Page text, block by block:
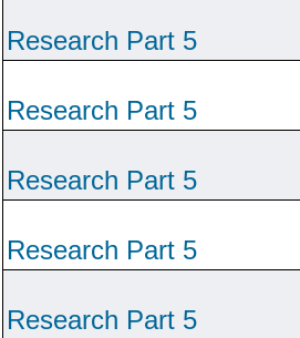
Research Part 5
Research Part 5
Research Part 5
Research Part 5
Research Part 5